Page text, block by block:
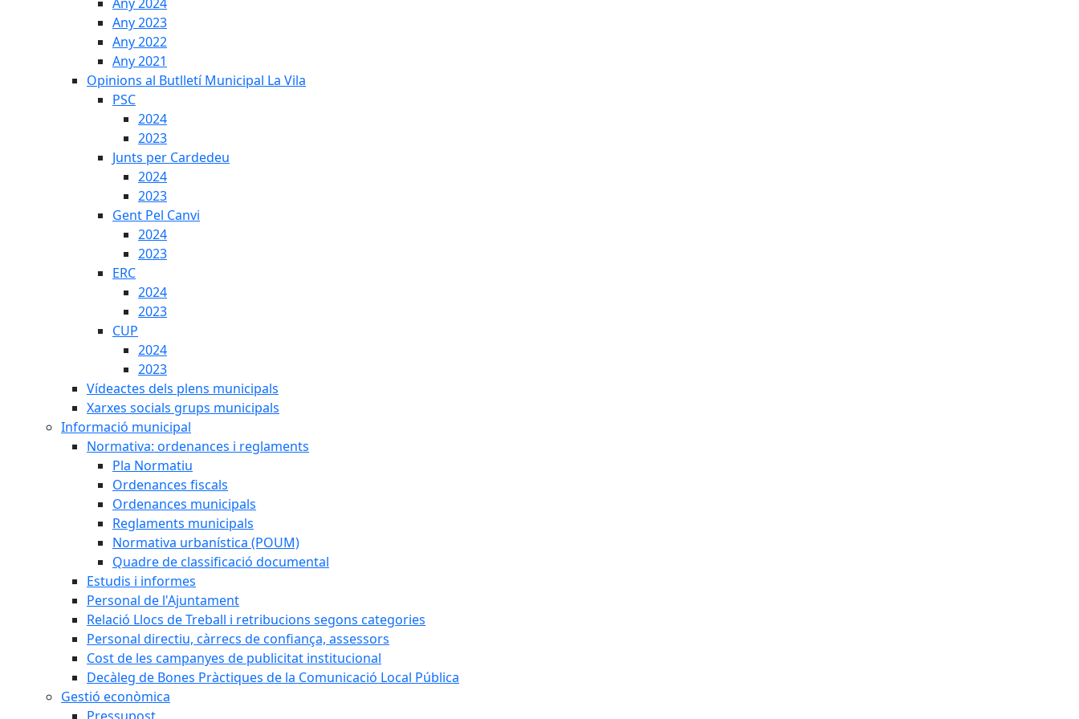
Any 2023
Any 2022
Any 2021
Opinions al Butlletí Municipal La Vila
PSC
2024
2023
Junts per Cardedeu
2024
2023
Gent Pel Canvi
2024
2023
ERC
2024
2023
CUP
2024
2023
Vídeactes dels plens municipals
Xarxes socials grups municipals
Informació municipal
Normativa: ordenances i reglaments
Pla Normatiu
Ordenances fiscals
Ordenances municipals
Reglaments municipals
Normativa urbanística (POUM)
Quadre de classificació documental
Estudis i informes
Personal de l'Ajuntament
Relació Llocs de Treball i retribucions segons categories
Personal directiu, càrrecs de confiança, assessors
Cost de les campanyes de publicitat institucional
Decàleg de Bones Pràctiques de la Comunicació Local Pública
Gestió econòmica